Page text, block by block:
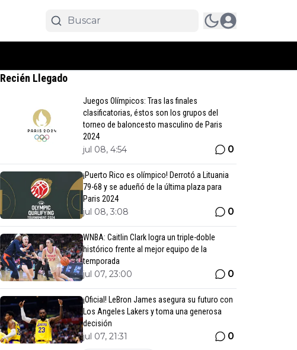
Recién Llegado
Juegos Olímpicos: Tras las finales
clasificatorias, éstos son los grupos del
torneo de baloncesto masculino de Paris
2024
jul 08, 4:54 0
¡Puerto Rico es olímpico! Derrotó a Lituania
79-68 y se adueñó de la última plaza para
Paris 2024
jul 08, 3:08 0
WNBA: Caitlin Clark logra un triple-doble
histórico frente al mejor equipo de la
temporada
jul 07, 23:00 0
¡Oficial! LeBron James asegura su futuro con
Los Angeles Lakers y toma una generosa
decisión
jul 07, 21:31 0